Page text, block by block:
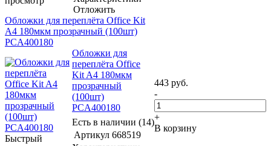
Отложить
Обложки для переплёта Office Kit
A4 180мкм прозрачный (100шт)
PCA400180
Быстрый
Обложки для
переплёта Office
Kit A4 180мкм
прозрачный
(100шт)
PCA400180
Есть в наличии (14)
Артикул 668519
443 руб.
-
+
В корзину